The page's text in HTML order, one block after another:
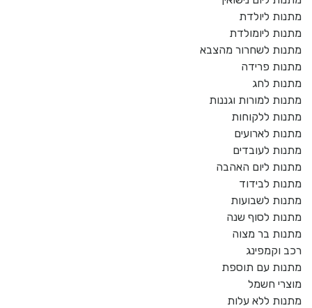
מתנות ליולדת
מתנות ליומולדת
מתנות לשחרור מהצבא
מתנות פרידה
מתנות לחג
מתנות למורות וגננות
מתנות ללקוחות
מתנות לארועים
מתנות לעובדים
מתנות ליום האהבה
מתנות לבידוד
מתנות לשבועות
מתנות לסוף שנה
מתנות בר מצוה
רכב וקמפינג
מתנות עם תוספת
מוצרי חשמל
מתנות ללא עלות